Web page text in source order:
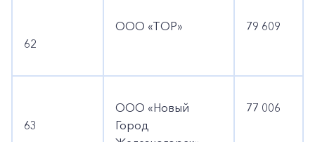
62
ООО «ТОР» 79 609
63
ООО «Новый
Город
77 006